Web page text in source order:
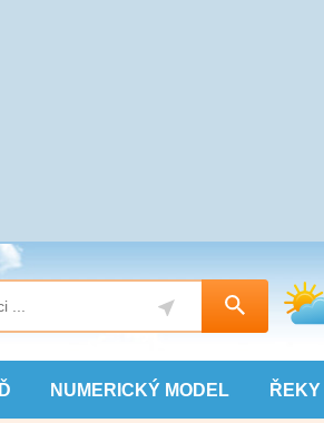
NUMERICKÝ MODEL ŘEKY